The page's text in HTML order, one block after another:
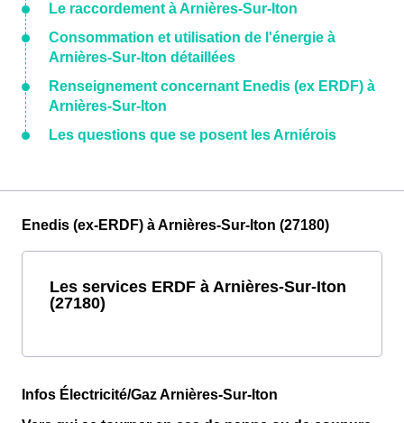
Le raccordement à Arnières-Sur-Iton
Consommation et utilisation de l'énergie à
Arnières-Sur-Iton détaillées
Renseignement concernant Enedis (ex ERDF) à
Arnières-Sur-Iton
Les questions que se posent les Arniérois
Enedis (ex-ERDF) à Arnières-Sur-Iton (27180)
Les services ERDF à Arnières-Sur-Iton
(27180)
Infos Électricité/Gaz Arnières-Sur-Iton